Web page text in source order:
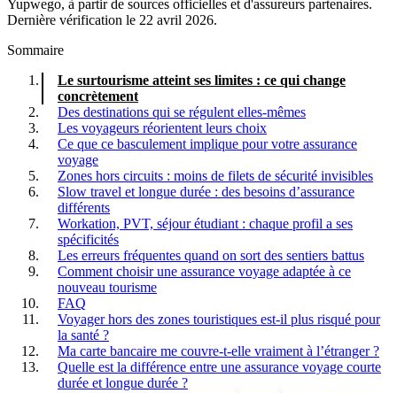
Yupwego, à partir de sources officielles et d'assureurs partenaires.
Dernière vérification le 22 avril 2026.
Sommaire
Le surtourisme atteint ses limites : ce qui change
concrètement
Des destinations qui se régulent elles-mêmes
Les voyageurs réorientent leurs choix
Ce que ce basculement implique pour votre assurance
voyage
Zones hors circuits : moins de filets de sécurité invisibles
Slow travel et longue durée : des besoins d’assurance
différents
Workation, PVT, séjour étudiant : chaque profil a ses
spécificités
Les erreurs fréquentes quand on sort des sentiers battus
Comment choisir une assurance voyage adaptée à ce
nouveau tourisme
FAQ
Voyager hors des zones touristiques est-il plus risqué pour
la santé ?
Ma carte bancaire me couvre-t-elle vraiment à l’étranger ?
Quelle est la différence entre une assurance voyage courte
durée et longue durée ?